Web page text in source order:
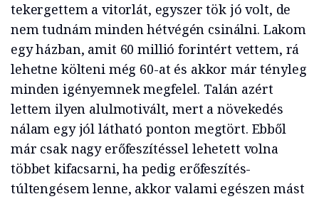
tekergettem a vitorlát, egyszer tök jó volt, de
nem tudnám minden hétvégén csinálni. Lakom
egy házban, amit 60 millió forintért vettem, rá
lehetne költeni még 60-at és akkor már tényleg
minden igényemnek megfelel. Talán azért
lettem ilyen alulmotivált, mert a növekedés
nálam egy jól látható ponton megtört. Ebből
már csak nagy erőfeszítéssel lehetett volna
többet kifacsarni, ha pedig erőfeszítés-
túltengésem lenne, akkor valami egészen mást